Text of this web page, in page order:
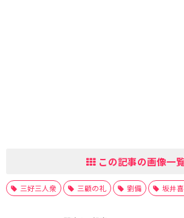
この記事の画像一
三好三人衆 三顧の礼 劉備 坂井